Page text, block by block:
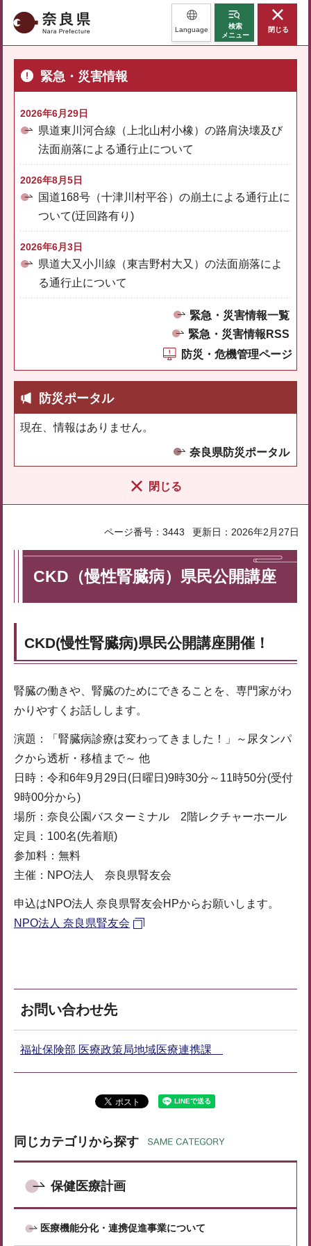
奈良県 Language
検索
メニュー
閉じる
緊急・災害情報
2026年6月29日
県道東川河合線（上北山村小橡）の路肩決壊及び
法面崩落による通行止について
2026年8月5日
国道168号（十津川村平谷）の崩土による通行止に
ついて(迂回路有り)
2026年6月3日
県道大又小川線（東吉野村大又）の法面崩落によ
る通行止について
緊急・災害情報一覧
緊急・災害情報RSS
防災・危機管理ページ
防災ポータル
現在、情報はありません。
奈良県防災ポータル
閉じる
ページ番号：3443 更新日：2026年2月27日
CKD（慢性腎臓病）県民公開講座
CKD(慢性腎臓病)県民公開講座開催！
腎臓の働きや、腎臓のためにできることを、専門家がわ
かりやすくお話しします。
演題：「腎臓病診療は変わってきました！」～尿タンパ
クから透析・移植まで～ 他
日時：令和6年9月29日(日曜日)9時30分～11時50分(受付
9時00分から)
場所：奈良公園バスターミナル 2階レクチャーホール
定員：100名(先着順)
参加料：無料
主催：NPO法人 奈良県腎友会
申込はNPO法人 奈良県腎友会HPからお願いします。
NPO法人 奈良県腎友会
お問い合わせ先
福祉保険部 医療政策局地域医療連携課
同じカテゴリから探す
保健医療計画
医療機能分化・連携促進事業について